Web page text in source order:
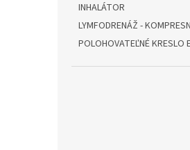
INHALÁTOR
LYMFODRENÁŽ -
POLOHOVATEĽNÉ KRESLO